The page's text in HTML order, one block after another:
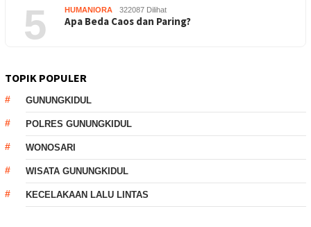
5 HUMANIORA 322087 Dilihat
Apa Beda Caos dan Paring?
TOPIK POPULER
GUNUNGKIDUL
POLRES GUNUNGKIDUL
WONOSARI
WISATA GUNUNGKIDUL
KECELAKAAN LALU LINTAS